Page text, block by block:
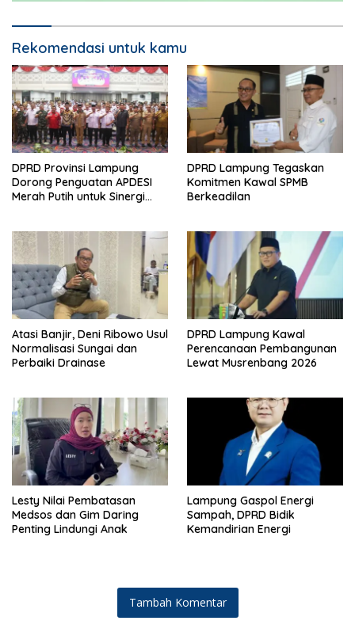
Rekomendasi untuk kamu
DPRD Provinsi Lampung
Dorong Penguatan APDESI
Merah Putih untuk Sinergi
DPRD Lampung Tegaskan
Komitmen Kawal SPMB
Berkeadilan
Atasi Banjir, Deni Ribowo Usul
Normalisasi Sungai dan
Perbaiki Drainase
DPRD Lampung Kawal
Perencanaan Pembangunan
Lewat Musrenbang 2026
Lesty Nilai Pembatasan
Medsos dan Gim Daring
Penting Lindungi Anak
Lampung Gaspol Energi
Sampah, DPRD Bidik
Kemandirian Energi
Tambah Komentar